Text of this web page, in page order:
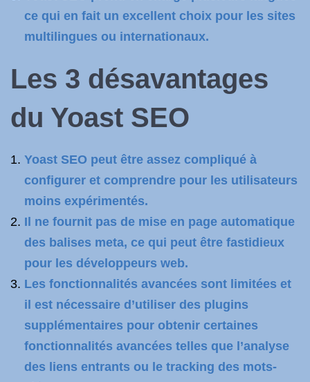
ce qui en fait un excellent choix pour les sites
multilingues ou internationaux.
Les 3 désavantages
du Yoast SEO
Yoast SEO peut être assez compliqué à
configurer et comprendre pour les utilisateurs
moins expérimentés.
Il ne fournit pas de mise en page automatique
des balises meta, ce qui peut être fastidieux
pour les développeurs web.
Les fonctionnalités avancées sont limitées et
il est nécessaire d’utiliser des plugins
supplémentaires pour obtenir certaines
fonctionnalités avancées telles que l’analyse
des liens entrants ou le tracking des mots-